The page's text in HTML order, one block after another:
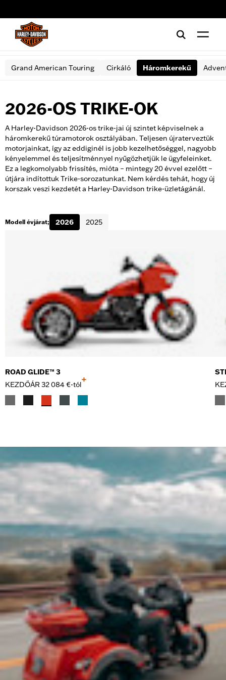
Grand American Touring Cirkáló Háromkerekű
2026-OS TRIKE-OK
A Harley-Davidson 2026-os trike-jai új szintet képviselnek a
háromkerekű túramotorok osztályában. Teljesen újraterveztük
motorjainkat, így az eddiginél is jobb kezelhetőséggel, nagyobb
kényelemmel és teljesítménnyel nyűgözhetjük le ügyfeleinket.
Ez a legkomolyabb frissítés, mióta – mintegy 20 évvel ezelőtt –
útjára indítottuk Trike-sorozatunkat. Nem kérdés tehát, hogy új
korszak veszi kezdetét a Harley-Davidson trike-üzletágánál.
Modell évjárat; 2026 2025
ROAD GLIDE™ 3
KEZDŐÁR 32 084 €-tól
+